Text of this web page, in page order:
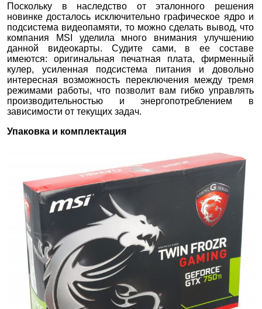
Поскольку в наследство от эталонного решения
новинке досталось исключительно графическое ядро и
подсистема видеопамяти, то можно сделать вывод, что
компания MSI уделила много внимания улучшению
данной видеокарты. Судите сами, в ее составе
имеются: оригинальная печатная плата, фирменный
кулер, усиленная подсистема питания и довольно
интересная возможность переключения между тремя
режимами работы, что позволит вам гибко управлять
производительностью и энергопотреблением в
зависимости от текущих задач.
Упаковка и комплектация